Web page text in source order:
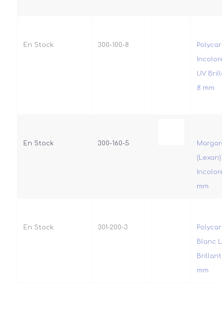
En Stock 300-100-8
UV
8 mm
En Stock 300-160-5
(Lexan)
mm
En Stock 301-200-3
Blanc
mm